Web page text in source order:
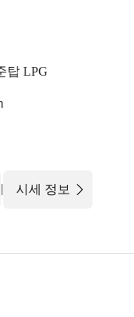
탑 LPG
| 시세 정보